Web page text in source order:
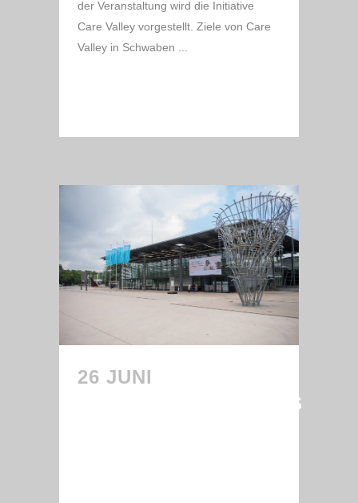
der Veranstaltung wird die Initiative
Care Valley vorgestellt. Ziele von Care
Valley in Schwaben ...
26 JUNI
ZUKUNFTSKONGRESS